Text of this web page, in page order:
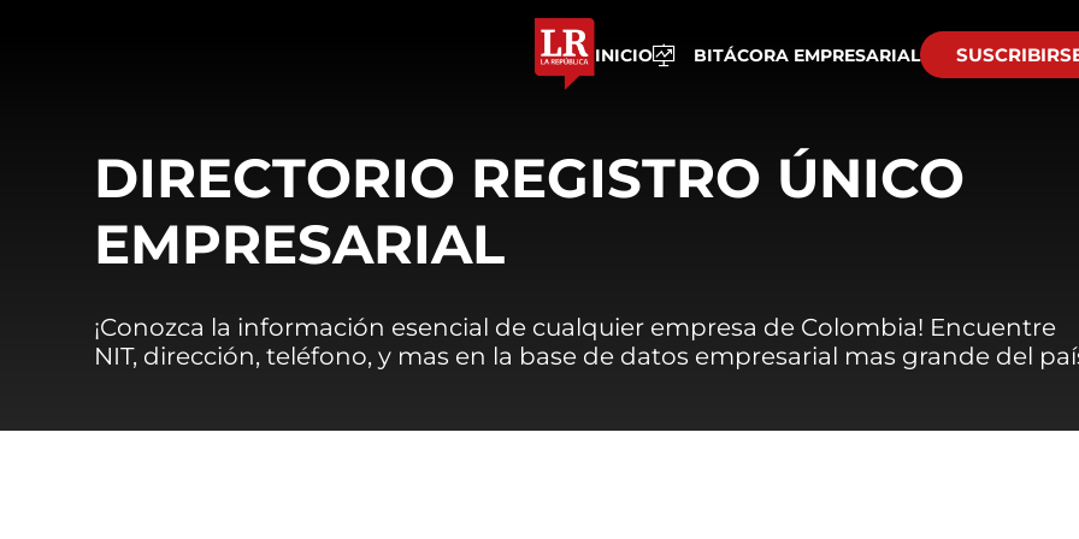
INICIO BITÁCORA EMPRESARIAL
DIRECTORIO REGISTRO ÚNICO
EMPRESARIAL
¡Conozca la información esencial de cualquier empresa de Colombia! Encuentre
NIT, dirección, teléfono, y mas en la base de datos empresarial mas grande del